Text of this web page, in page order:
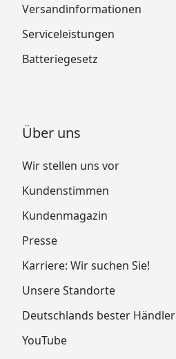
Versandinformationen
Serviceleistungen
Batteriegesetz
Über uns
Wir stellen uns vor
Kundenstimmen
Kundenmagazin
Presse
Karriere: Wir suchen Sie!
Unsere Standorte
Deutschlands bester Händler
YouTube